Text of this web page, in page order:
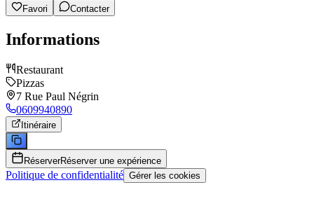
Favori
Contacter
Informations
Restaurant
Pizzas
7 Rue Paul Négrin
0609940890
Itinéraire
RéserverRéserver une expérience
Politique de confidentialité Gérer les cookies